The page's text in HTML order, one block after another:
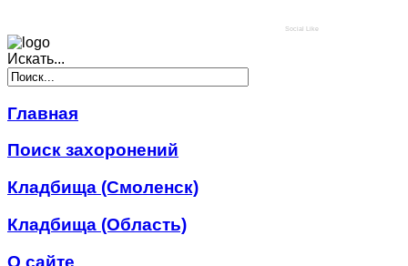
Social Like
Искать...
Главная
Поиск захоронений
Кладбища (Смоленск)
Кладбища (Область)
О сайте